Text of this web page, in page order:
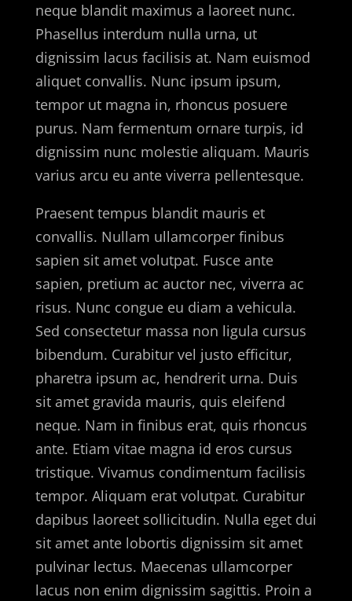
neque blandit maximus a laoreet nunc.
Phasellus interdum nulla urna, ut
dignissim lacus facilisis at. Nam euismod
aliquet convallis. Nunc ipsum ipsum,
tempor ut magna in, rhoncus posuere
purus. Nam fermentum ornare turpis, id
dignissim nunc molestie aliquam. Mauris
varius arcu eu ante viverra pellentesque.
Praesent tempus blandit mauris et
convallis. Nullam ullamcorper finibus
sapien sit amet volutpat. Fusce ante
sapien, pretium ac auctor nec, viverra ac
risus. Nunc congue eu diam a vehicula.
Sed consectetur massa non ligula cursus
bibendum. Curabitur vel justo efficitur,
pharetra ipsum ac, hendrerit urna. Duis
sit amet gravida mauris, quis eleifend
neque. Nam in finibus erat, quis rhoncus
ante. Etiam vitae magna id eros cursus
tristique. Vivamus condimentum facilisis
tempor. Aliquam erat volutpat. Curabitur
dapibus laoreet sollicitudin. Nulla eget dui
sit amet ante lobortis dignissim sit amet
pulvinar lectus. Maecenas ullamcorper
lacus non enim dignissim sagittis. Proin a